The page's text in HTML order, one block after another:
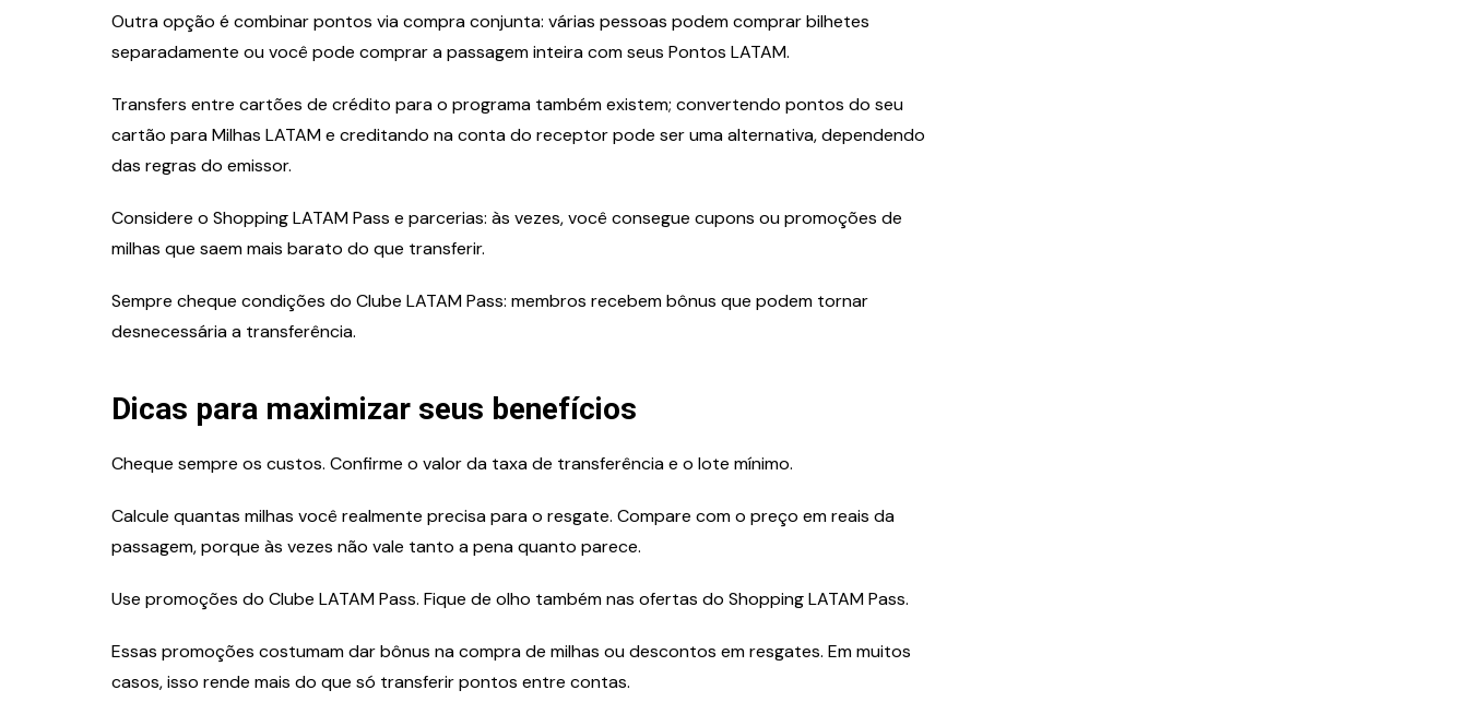
Outra opção é combinar pontos via compra conjunta: várias pessoas podem comprar bilhetes
separadamente ou você pode comprar a passagem inteira com seus Pontos LATAM.
Transfers entre cartões de crédito para o programa também existem; convertendo pontos do seu
cartão para Milhas LATAM e creditando na conta do receptor pode ser uma alternativa, dependendo
das regras do emissor.
Considere o Shopping LATAM Pass e parcerias: às vezes, você consegue cupons ou promoções de
milhas que saem mais barato do que transferir.
Sempre cheque condições do Clube LATAM Pass: membros recebem bônus que podem tornar
desnecessária a transferência.
Dicas para maximizar seus benefícios
Cheque sempre os custos. Confirme o valor da taxa de transferência e o lote mínimo.
Calcule quantas milhas você realmente precisa para o resgate. Compare com o preço em reais da
passagem, porque às vezes não vale tanto a pena quanto parece.
Use promoções do Clube LATAM Pass. Fique de olho também nas ofertas do Shopping LATAM Pass.
Essas promoções costumam dar bônus na compra de milhas ou descontos em resgates. Em muitos
casos, isso rende mais do que só transferir pontos entre contas.